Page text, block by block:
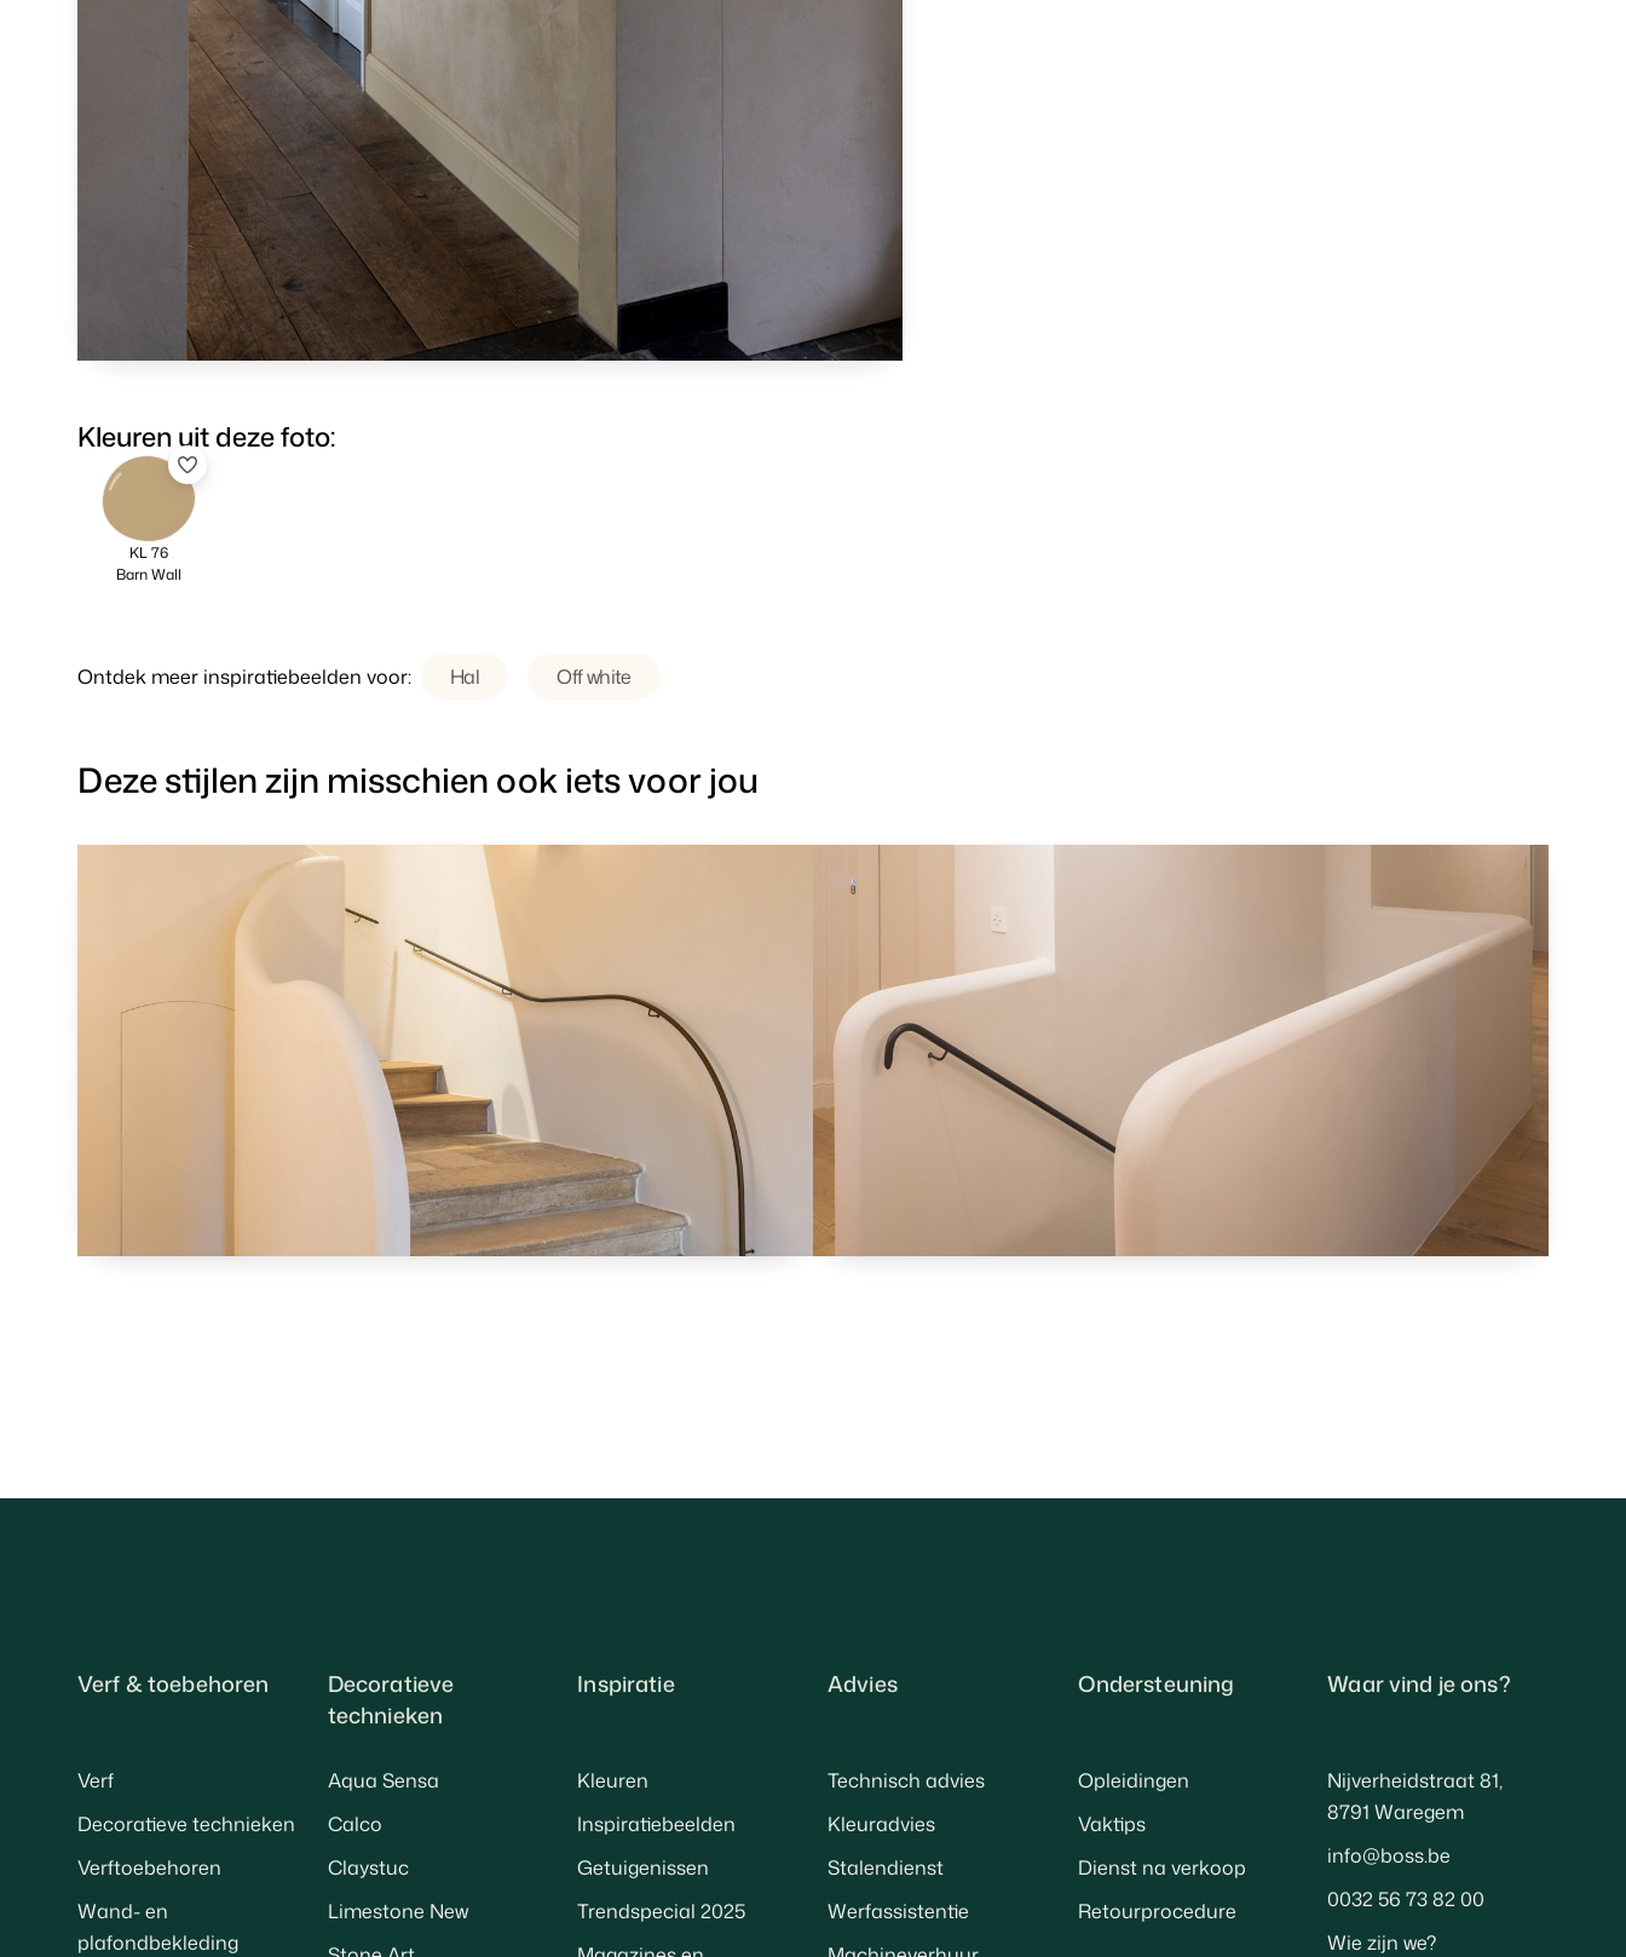
Kleuren uit deze foto:
KL 76
Barn Wall
Ontdek meer inspiratiebeelden voor: Hal Off white
Deze stijlen zijn misschien ook iets voor jou
Verf & toebehoren
Verf
Decoratieve technieken
Verftoebehoren
Wand- en
plafondbekleding
Decoratieve
technieken
Aqua Sensa
Calco
Claystuc
Limestone New
Inspiratie
Kleuren
Inspiratiebeelden
Getuigenissen
Trendspecial 2025
Advies
Technisch advies
Kleuradvies
Stalendienst
Werfassistentie
Ondersteuning
Opleidingen
Vaktips
Dienst na verkoop
Retourprocedure
Waar vind je ons?
Nijverheidstraat 81,
8791 Waregem
info@boss.be
0032 56 73 82 00
Wie zijn we?